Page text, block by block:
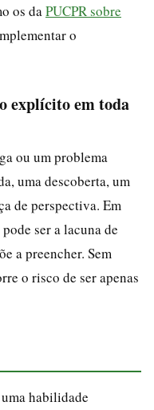
os da PUCPR sobre
o
explícito em toda
ou um problema
uma descoberta, um
de perspectiva. Em
ser a lacuna de
a preencher. Sem
o risco de ser apenas
habilidade